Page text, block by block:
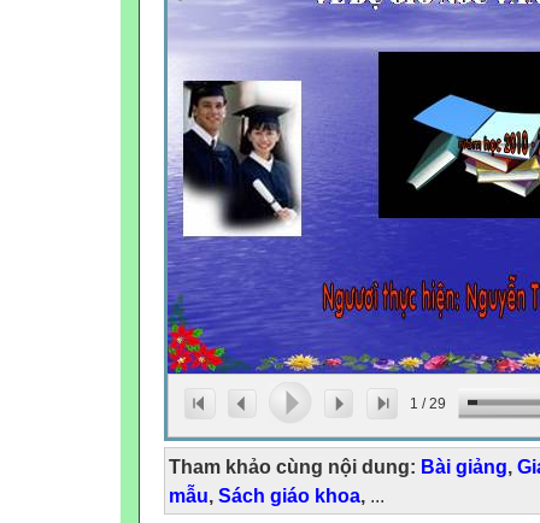
1 /29
Tham khảo cùng nội dung: Bài giảng,
mẫu, Sách giáo khoa, ...